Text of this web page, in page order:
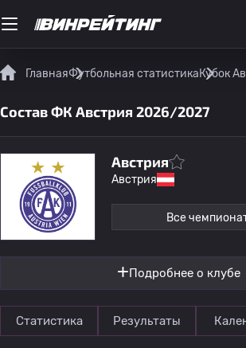
ГлавнаяФутбольная статистикаКубок
Состав ФК Австрия 2026/2027
Австрия
Австрия
Все
Подробнее о клубе
Статистика Результаты